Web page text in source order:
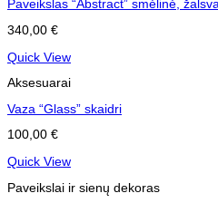
Paveikslas “Abstract” smėlinė, žalsva
340,00 €
Quick View
Aksesuarai
Vaza “Glass” skaidri
100,00 €
Quick View
Paveikslai ir sienų dekoras